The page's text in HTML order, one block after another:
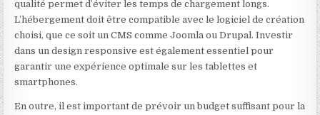
qualité permet d’éviter les temps de chargement longs.
L’hébergement doit être compatible avec le logiciel de création
choisi, que ce soit un CMS comme Joomla ou Drupal. Investir
dans un design responsive est également essentiel pour
garantir une expérience optimale sur les tablettes et
smartphones.
En outre, il est important de prévoir un budget suffisant pour la